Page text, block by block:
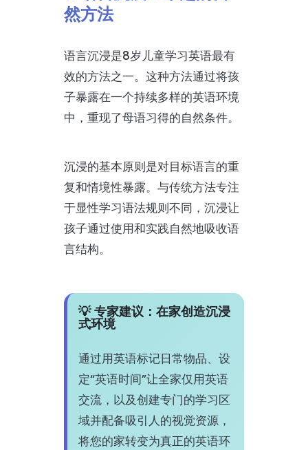
然方法
语言沉浸是8岁儿童学习英语最有
效的方法之一。这种方法通过将孩
子暴露在一个持续多样的英语环境
中，重现了母语习得的自然条件。
沉浸的基本原则是对目标语言的重
复和情境性暴露。与传统方法专注
于显性学习语法规则不同，沉浸让
孩子通过使用和实践自然地吸收语
言结构。
💡 专家建议：在家创造沉浸
式环境
通过用英语标记日常物品、设
定“英语时间”让全家仅用英语
交流，以及创建专门的学习区
域并配备吸引人的视觉资源，
将您的家转变为真正的英语环